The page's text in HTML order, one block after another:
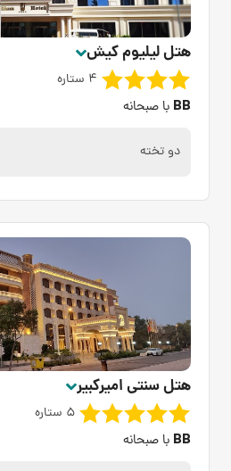
هتل لیلیوم کیش
4 ستاره
BB با صبحانه
دو تخته
هتل سنتی امیرکبیر
5 ستاره
BB با صبحانه